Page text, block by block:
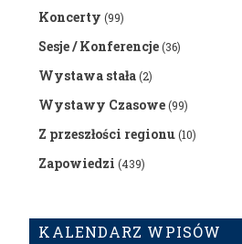
Koncerty (99)
Sesje / Konferencje(36)
Wystawa stała(2)
Wystawy Czasowe(99)
Z przeszłości regionu(10)
Zapowiedzi (439)
KALENDARZ WPISÓW